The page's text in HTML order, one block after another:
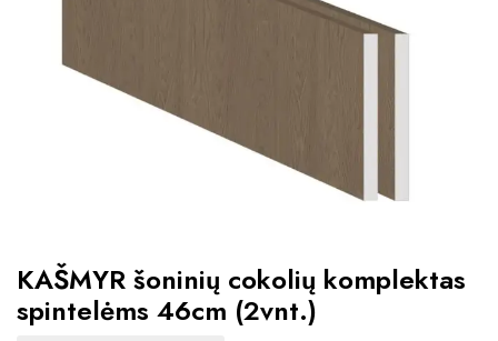
KAŠMYR šoninių cokolių komplektas
spintelėms 46cm (2vnt.)